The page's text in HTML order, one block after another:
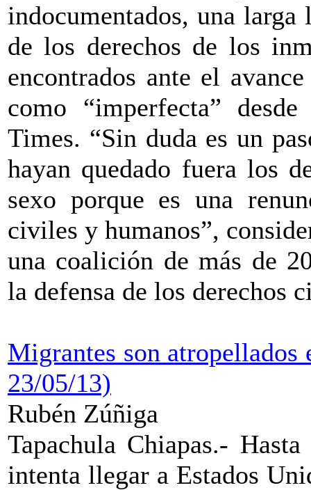
indocumentados, una larga
de los derechos de los
encontrados ante el
como “imperfecta”
Times. “Sin duda es un
hayan quedado fuera los
sexo porque es una
civiles y humanos”,
una coalición de más de
la defensa de los derechos
Migrantes son atropellados
23/05/13)
Rubén Zúñiga
Tapachula Chiapas.-
intenta llegar a Estados